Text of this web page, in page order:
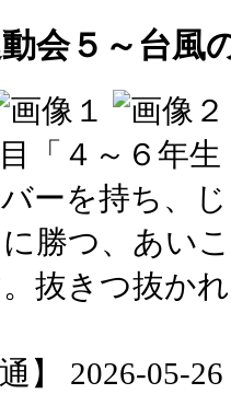
会５～台風
「４～６年
ーを持ち、
勝つ、あい
抜きつ抜か
】 2026-05-